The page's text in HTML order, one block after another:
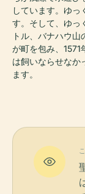
しています。ゆっ
す。そして、ゆっ
トル、バナハウ
が町を包み、1571
は飼いならせなか
ます。